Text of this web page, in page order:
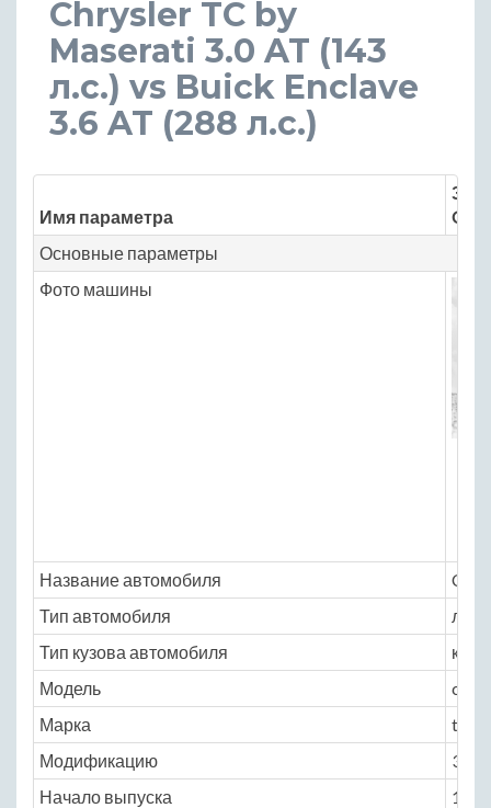
Chrysler TC by
Maserati 3.0 AT (143
л.с.) vs Buick Enclave
3.6 AT (288 л.с.)
Имя параметра
Основные параметры
Фото машины
Название автомобиля
Тип автомобиля
Тип кузова автомобиля
Модель
Марка
Модификацию
3.0
Начало выпуска
1989